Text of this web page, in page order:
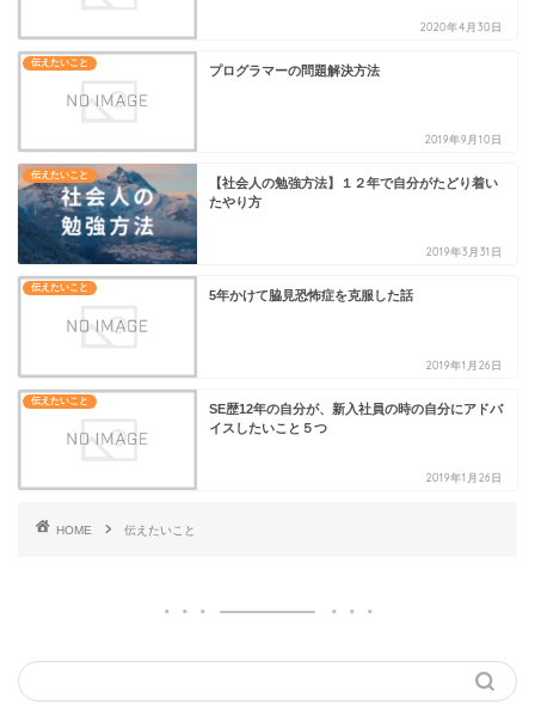
2020年4月30日
伝えたいこと
プログラマーの問題解決方法
2019年9月10日
伝えたいこと
【社会人の勉強方法】１２年で自分がたどり着い
たやり方
2019年3月31日
伝えたいこと
5年かけて脇見恐怖症を克服した話
2019年1月26日
伝えたいこと
SE歴12年の自分が、新入社員の時の自分にアドバ
イスしたいこと５つ
2019年1月26日
HOME 伝えたいこと